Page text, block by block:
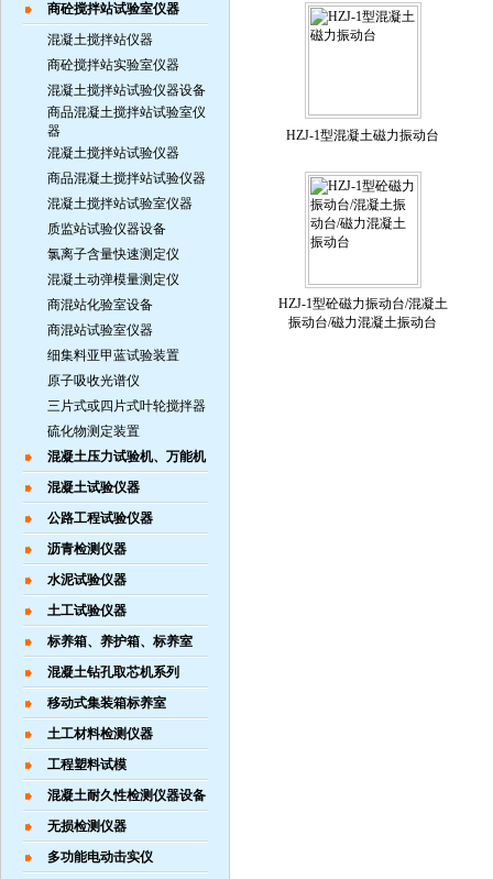
商砼搅拌站试验室仪器
混凝土搅拌站仪器
商砼搅拌站实验室仪器
混凝土搅拌站试验仪器设备
商品混凝土搅拌站试验室仪
器
混凝土搅拌站试验仪器
商品混凝土搅拌站试验仪器
混凝土搅拌站试验室仪器
质监站试验仪器设备
氯离子含量快速测定仪
混凝土动弹模量测定仪
商混站化验室设备
商混站试验室仪器
细集料亚甲蓝试验装置
原子吸收光谱仪
三片式或四片式叶轮搅拌器
硫化物测定装置
混凝土压力试验机、万能机
混凝土试验仪器
公路工程试验仪器
沥青检测仪器
水泥试验仪器
土工试验仪器
标养箱、养护箱、标养室
混凝土钻孔取芯机系列
移动式集装箱标养室
土工材料检测仪器
工程塑料试模
混凝土耐久性检测仪器设备
无损检测仪器
多功能电动击实仪
HZJ-1型混凝土磁力振动台
HZJ-1型砼磁力振动台/混凝土
振动台/磁力混凝土振动台